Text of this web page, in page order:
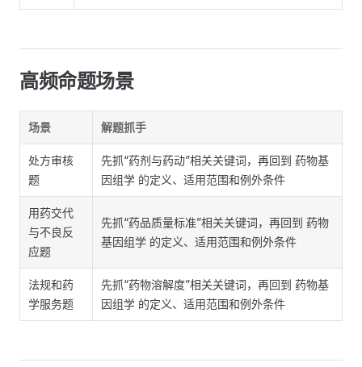
高频命题场景
场景 解题抓手
处方审核
题
先抓“药剂与药动”相关关键词，再回到 药物基
因组学 的定义、适用范围和例外条件
用药交代
与不良反
应题
先抓“药品质量标准”相关关键词，再回到 药物
基因组学 的定义、适用范围和例外条件
法规和药
学服务题
先抓“药物溶解度”相关关键词，再回到 药物基
因组学 的定义、适用范围和例外条件